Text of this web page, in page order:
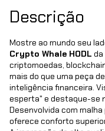
Descrição
Mostre ao mundo seu
Crypto Whale HODL da
criptomoedas,
mais do que uma peça
inteligência financeira.
esperta" e destaque-se
Desenvolvida com
oferece conforto